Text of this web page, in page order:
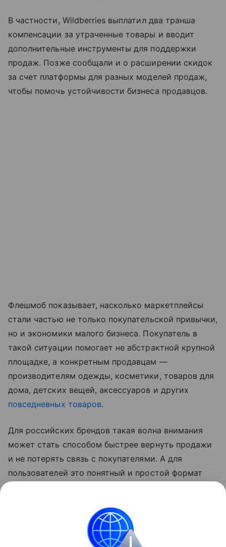
В частности, Wildberries выплатил два транша
компенсации за утраченные товары и вводит
дополнительные инструменты для поддержки
продаж. Позже сообщали и о расширении скидок
за счет платформы для разных моделей продаж,
чтобы помочь устойчивости бизнеса продавцов.
Флешмоб показывает, насколько маркетплейсы
стали частью не только покупательской привычки,
но и экономики малого бизнеса. Покупатель в
такой ситуации помогает не абстрактной крупной
площадке, а конкретным продавцам —
производителям одежды, косметики, товаров для
дома, детских вещей, аксессуаров и других
повседневных товаров.
Для российских брендов такая волна внимания
может стать способом быстрее вернуть продажи
и не потерять связь с покупателями. А для
пользователей это понятный и простой формат
товар у отечественного продавца и поддержать